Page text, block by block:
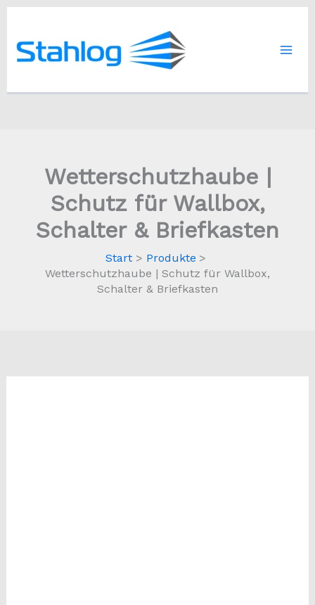
Zum
springen
Wetterschutzhaube |
Schutz für Wallbox,
Schalter & Briefkasten
Start
Produkte
Wetterschutzhaube | Schutz für Wallbox,
Schalter & Briefkasten